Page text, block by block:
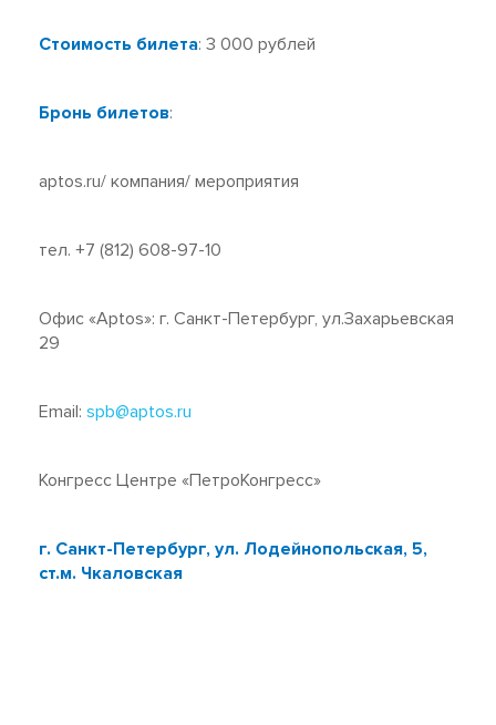
Стоимость билета: 3 000 рублей
Бронь билетов:
aptos.ru/ компания/ мероприятия
тел. +7 (812) 608-97-10
Офис «Aptos»: г. Санкт-Петербург, ул.Захарьевская
29
Email: spb@aptos.ru
Конгресс Центре «ПетроКонгресс»
г. Санкт-Петербург, ул. Лодейнопольская, 5,
ст.м. Чкаловская